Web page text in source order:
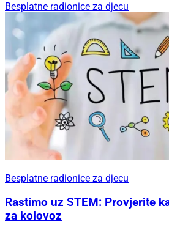
Besplatne radionice za djecu
Besplatne radionice za djecu
Rastimo uz STEM: Provjerite
za kolovoz